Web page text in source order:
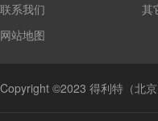
联系我们
网站地图
其
Copyright ©2023 得利特（北